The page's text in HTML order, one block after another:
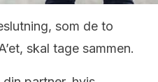
som de to
skal tage sammen.